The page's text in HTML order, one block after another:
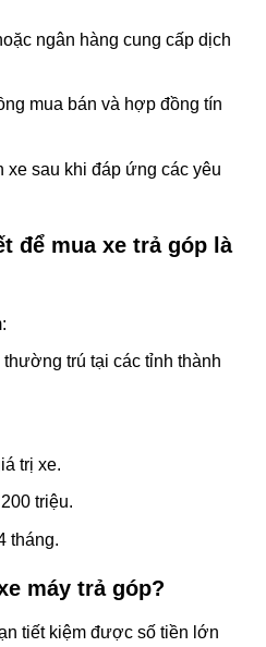
ngân hàng cung cấp dịch
mua bán và hợp đồng tín
xe sau khi đáp ứng các yêu
để mua xe trả góp là
trú tại các tỉnh thành
trị xe.
triệu.
tháng.
máy trả góp?
tiết kiệm được số tiền lớn